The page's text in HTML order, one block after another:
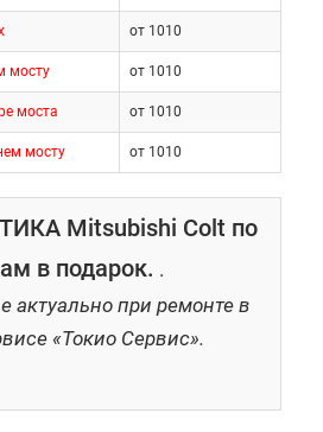
от 1010
мосту от 1010
моста от 1010
мосту от 1010
Mitsubishi Colt по
в подарок. .
актуально при ремонте в
«Токио Сервис».